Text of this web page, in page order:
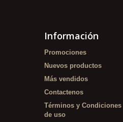
Información
Promociones
Nuevos productos
Más vendidos
Contactenos
Términos y Condiciones
de uso